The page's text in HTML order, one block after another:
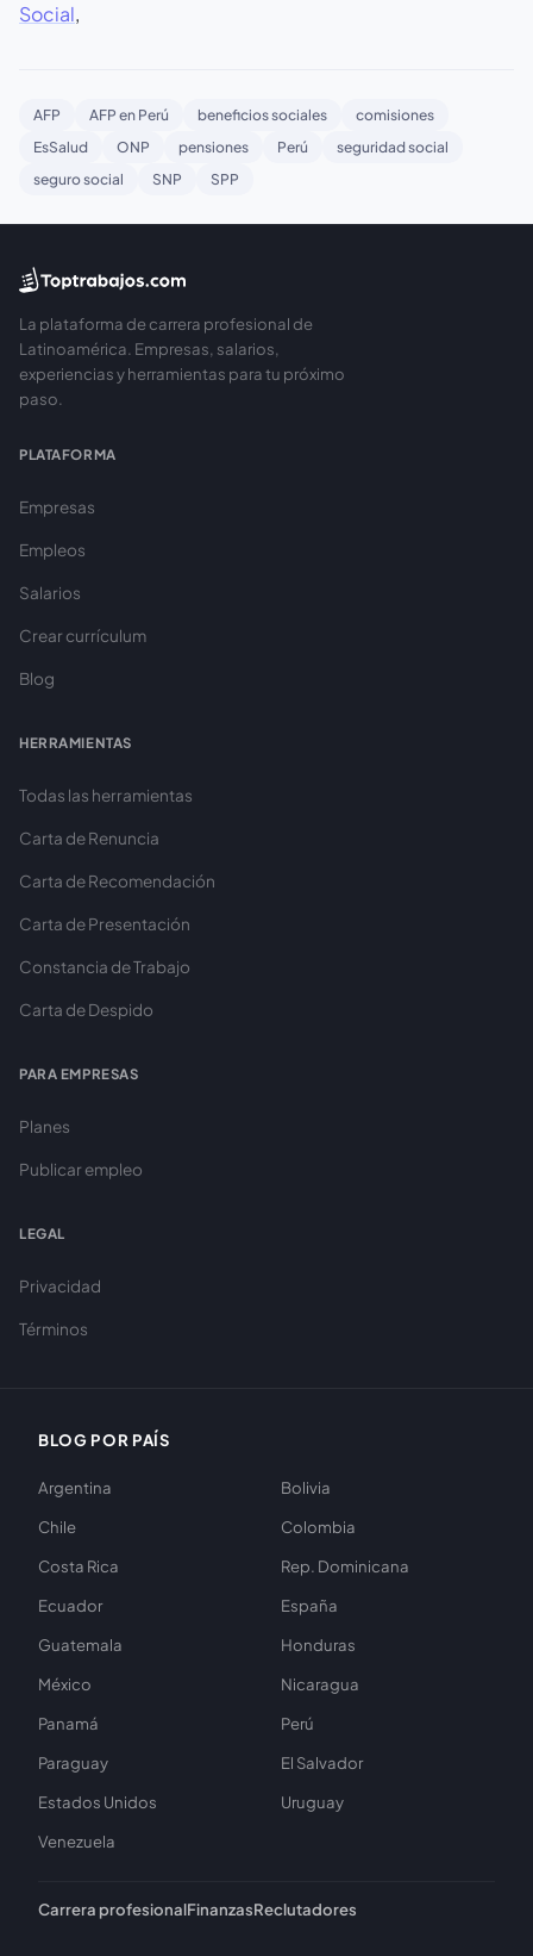
Social,
AFP AFP en Perú beneficios sociales
comisiones
EsSalud
ONP pensiones Perú
seguridad social
seguro social
SNP SPP
La plataforma de carrera profesional de
Latinoamérica. Empresas, salarios,
experiencias y herramientas para tu próximo
paso.
PLATAFORMA
Empresas
Empleos
Salarios
Crear currículum
Blog
HERRAMIENTAS
Todas las herramientas
Carta de Renuncia
Carta de Recomendación
Carta de Presentación
Constancia de Trabajo
Carta de Despido
PARA EMPRESAS
Planes
Publicar empleo
LEGAL
Privacidad
Términos
BLOG POR PAÍS
Argentina
Bolivia
Chile
Colombia
Costa Rica
Rep. Dominicana
Ecuador
España
Guatemala
Honduras
México
Nicaragua
Panamá
Perú
Paraguay
El Salvador
Estados Unidos
Uruguay
Venezuela
Carrera profesionalFinanzasReclutadores